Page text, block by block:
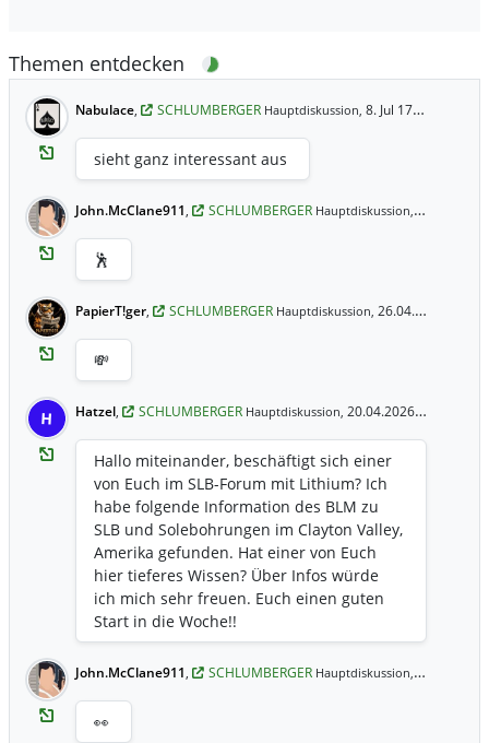
Themen entdecken
Nabulace, SCHLUMBERGER Hauptdiskussion, 8. Jul 17:55 Uhr
sieht ganz interessant aus
John.McClane911, SCHLUMBERGER Hauptdiskussion,9. Jun
🕺
PapierT!ger, SCHLUMBERGER Hauptdiskussion, 26.04.2026 13:42 Uhr
💸
H Hatzel, SCHLUMBERGER Hauptdiskussion, 20.04.2026 11:46 Uhr
Hallo miteinander, beschäftigt sich einer
von Euch im SLB-Forum mit Lithium? Ich
habe folgende Information des BLM zu
SLB und Solebohrungen im Clayton Valley,
Amerika gefunden. Hat einer von Euch
hier tieferes Wissen? Über Infos würde
ich mich sehr freuen. Euch einen guten
Start in die Woche!!
https://www.blm.gov/announcement/blm-
approves-lithium-exploration-project-
nd%20Management%20(BLM)%20approve
John.McClane911, SCHLUMBERGER Hauptdiskussion,01.04.2026
👀